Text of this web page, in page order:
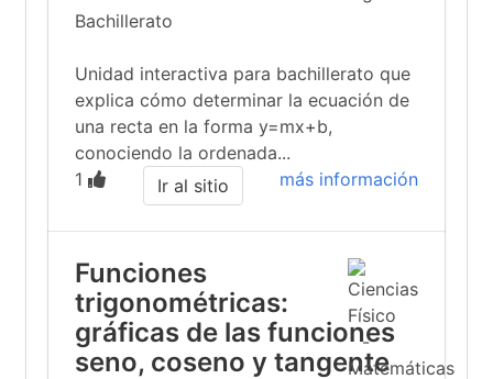
Bachillerato
Unidad interactiva para bachillerato que
explica cómo determinar la ecuación de
una recta en la forma y=mx+b,
conociendo la ordenada...
1
más información
Ir al sitio
Funciones
trigonométricas:
gráficas de las funciones
seno, coseno y tangente